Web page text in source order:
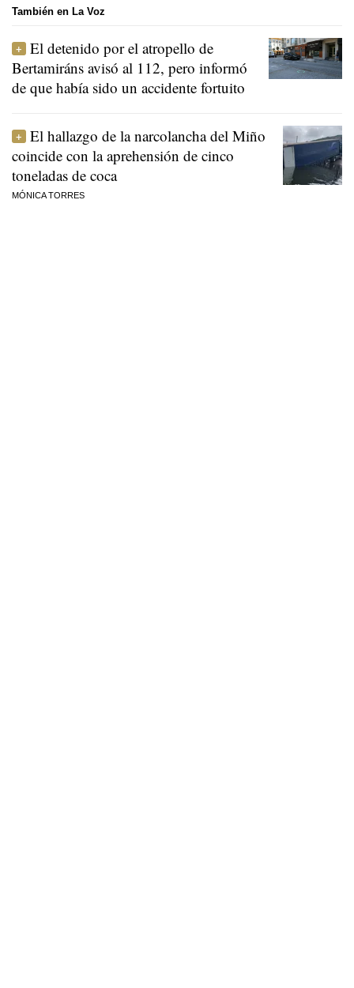
También en La Voz
El detenido por el atropello de
Bertamiráns avisó al 112, pero informó
de que había sido un accidente fortuito
El hallazgo de la narcolancha del Miño
coincide con la aprehensión de cinco
toneladas de coca
MÓNICA TORRES